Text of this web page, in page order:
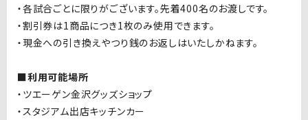
・各試合ごとに限りがございます。先着400名のお渡しです。
・割引券は1商品につき1枚のみ使用できます。
・現金への引き換えやつり銭のお返しはいたしかねます。
■利用可能場所
・ツエーゲン金沢グッズショップ
・スタジアム出店キッチンカー